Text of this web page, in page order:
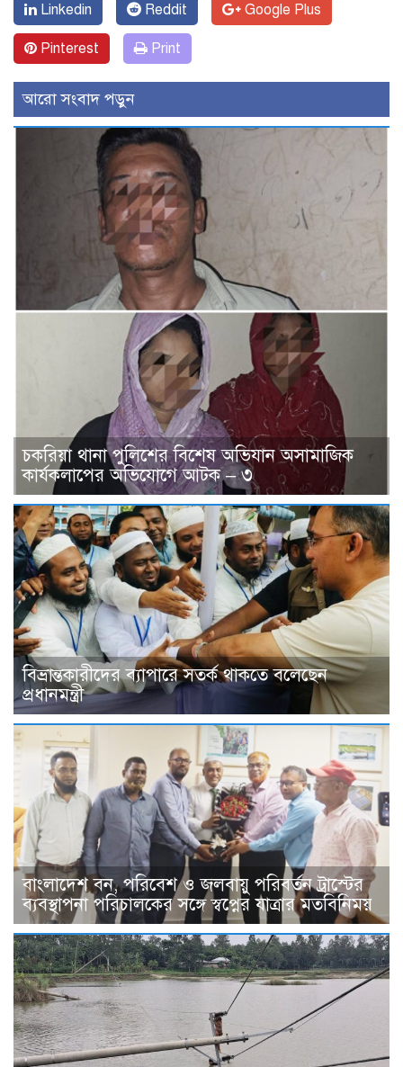
Linkedin Reddit Google Plus
Pinterest Print
আরো সংবাদ পড়ুন
চকরিয়া থানা পুলিশের বিশেষ অভিযান অসামাজিক
কার্যকলাপের অভিযোগে আটক – ৩
বিভ্রান্তকারীদের ব্যাপারে সতর্ক থাকতে বলেছেন
প্রধানমন্ত্রী
বাংলাদেশ বন, পরিবেশ ও জলবায়ু পরিবর্তন ট্রাস্টের
ব্যবস্থাপনা পরিচালকের সঙ্গে স্বপ্নের যাত্রার মতবিনিময়